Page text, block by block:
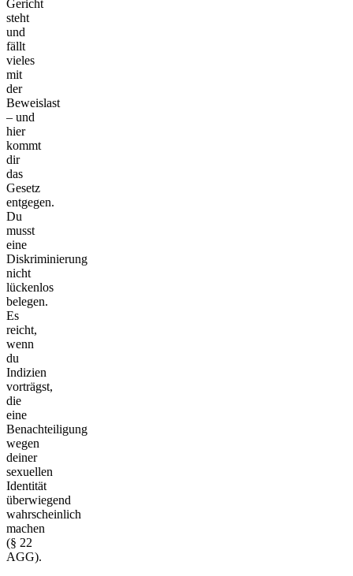
Gericht
steht
und
fällt
vieles
mit
der
Beweislast
– und
hier
kommt
dir
das
Gesetz
entgegen.
Du
musst
eine
Diskriminierung
nicht
lückenlos
belegen.
Es
reicht,
wenn
du
Indizien
vorträgst,
die
eine
Benachteiligung
wegen
deiner
sexuellen
Identität
überwiegend
wahrscheinlich
machen
(§ 22
AGG).